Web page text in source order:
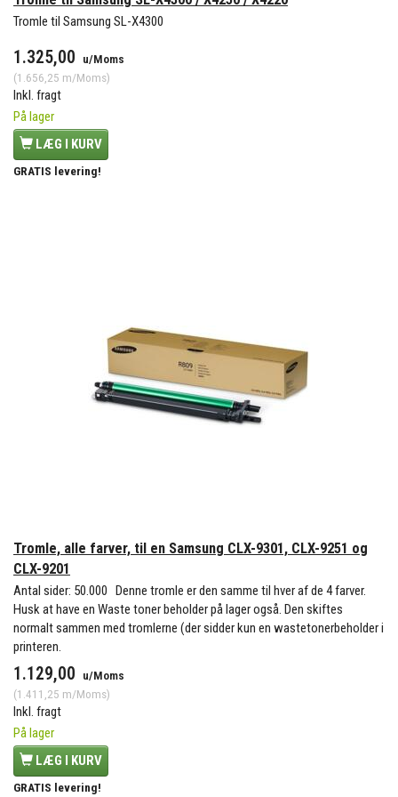
Tromle til Samsung SL-X4300
1.325,00
u/Moms
(1.656,25 m/Moms)
Inkl. fragt
På lager
LÆG I KURV
GRATIS levering!
Tromle, alle farver, til en Samsung CLX-9301, CLX-9251 og
CLX-9201
Antal sider: 50.000 Denne tromle er den samme til hver af de 4 farver.
Husk at have en Waste toner beholder på lager også. Den skiftes
normalt sammen med tromlerne (der sidder kun en wastetonerbeholder i
printeren.
1.129,00
u/Moms
(1.411,25 m/Moms)
Inkl. fragt
På lager
LÆG I KURV
GRATIS levering!